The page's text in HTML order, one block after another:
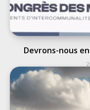
Devrons-nous